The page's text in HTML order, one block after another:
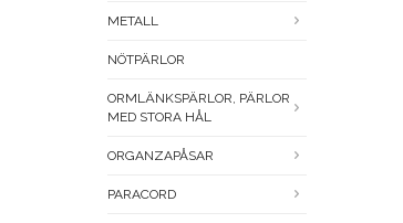
METALL
NÖTPÄRLOR
ORMLÄNKSPÄRLOR, PÄRLOR
MED STORA HÅL
ORGANZAPÅSAR
PARACORD